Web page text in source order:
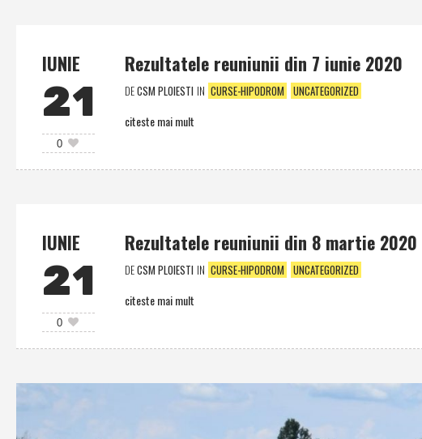
IUNIE
21
0
Rezultatele reuniunii din 7 iunie 2020
DECSM PLOIESTI IN CURSE-HIPODROM UNCATEGORIZED
citeste mai mult
IUNIE
21
0
Rezultatele reuniunii din 8 martie 2020
DECSM PLOIESTI IN CURSE-HIPODROM UNCATEGORIZED
citeste mai mult